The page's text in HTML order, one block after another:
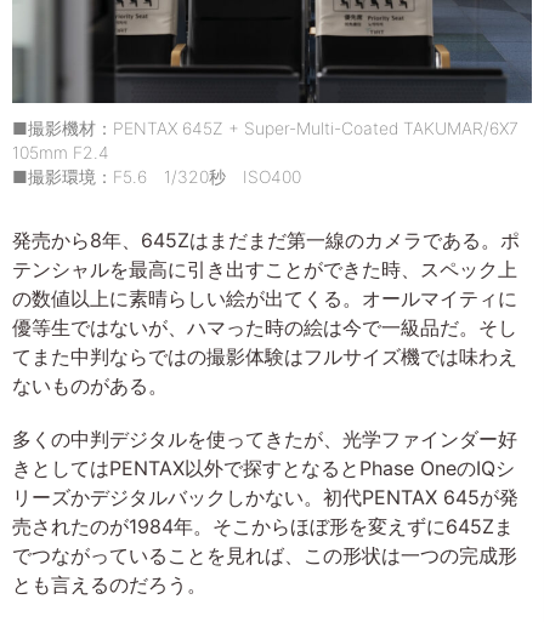
■撮影機材：PENTAX 645Z + Super-Multi-Coated TAKUMAR/6X7
105mm F2.4
■撮影環境：F5.6 1/320秒 ISO400
発売から8年、645Zはまだまだ第一線のカメラである。ポ
テンシャルを最高に引き出すことができた時、スペック上
の数値以上に素晴らしい絵が出てくる。オールマイティに
優等生ではないが、ハマった時の絵は今で一級品だ。そし
てまた中判ならではの撮影体験はフルサイズ機では味わえ
ないものがある。
多くの中判デジタルを使ってきたが、光学ファインダー好
きとしてはPENTAX以外で探すとなるとPhase OneのIQシ
リーズかデジタルバックしかない。初代PENTAX 645が発
売されたのが1984年。そこからほぼ形を変えずに645Zま
でつながっていることを見れば、この形状は一つの完成形
とも言えるのだろう。